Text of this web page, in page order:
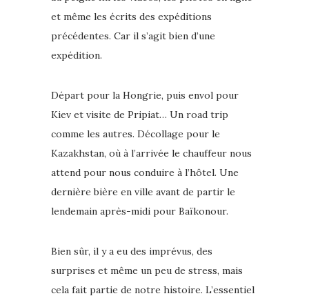
et même les écrits des expéditions
précédentes. Car il s’agit bien d’une
expédition.
Départ pour la Hongrie, puis envol pour
Kiev et visite de Pripiat… Un road trip
comme les autres. Décollage pour le
Kazakhstan, où à l’arrivée le chauffeur nous
attend pour nous conduire à l’hôtel. Une
dernière bière en ville avant de partir le
lendemain après-midi pour Baïkonour.
Bien sûr, il y a eu des imprévus, des
surprises et même un peu de stress, mais
cela fait partie de notre histoire. L’essentiel